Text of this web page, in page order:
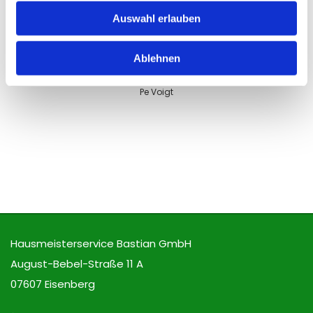
Auswahl erlauben
Ablehnen
Pe Voigt
Hausmeisterservice Bastian GmbH
August-Bebel-Straße 11 A
07607 Eisenberg